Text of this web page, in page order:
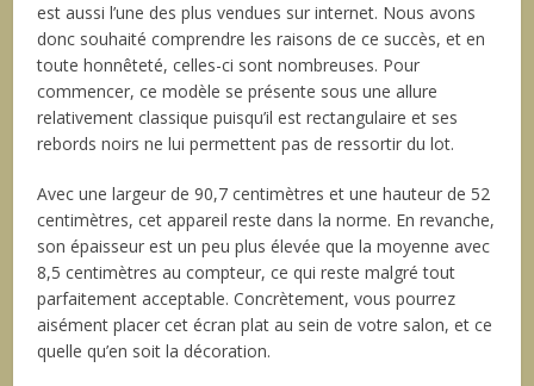
est aussi l’une des plus vendues sur internet. Nous avons
donc souhaité comprendre les raisons de ce succès, et en
toute honnêteté, celles-ci sont nombreuses. Pour
commencer, ce modèle se présente sous une allure
relativement classique puisqu’il est rectangulaire et ses
rebords noirs ne lui permettent pas de ressortir du lot.
Avec une largeur de 90,7 centimètres et une hauteur de 52
centimètres, cet appareil reste dans la norme. En revanche,
son épaisseur est un peu plus élevée que la moyenne avec
8,5 centimètres au compteur, ce qui reste malgré tout
parfaitement acceptable. Concrètement, vous pourrez
aisément placer cet écran plat au sein de votre salon, et ce
quelle qu’en soit la décoration.